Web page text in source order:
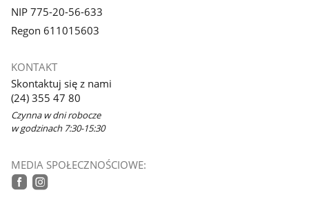
NIP 775-20-56-633
Regon 611015603
KONTAKT
Skontaktuj się z nami
(24) 355 47 80
Czynna w dni robocze
w godzinach 7:30-15:30
MEDIA SPOŁECZNOŚCIOWE: